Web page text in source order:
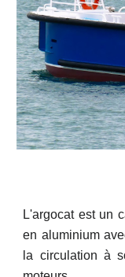
L'argocat est un c
en aluminium
la circulation à